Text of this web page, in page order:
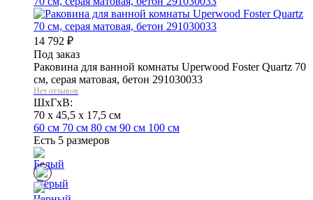
14 792 ₽
Под заказ
Раковина для ванной комнаты Uperwood Foster Quartz 70
см, серая матовая, бетон 291030033
Нет отзывов
ШхГхВ:
70 x 45,5 x 17,5 см
60 см 70 см 80 см 90 см 100 см
Есть 5 размеров